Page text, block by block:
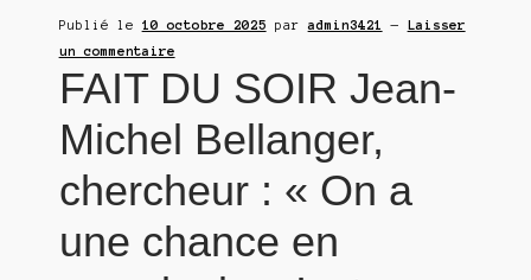
Publié le 10 octobre 2025 paradmin3421 — Laisser
un commentaire
FAIT DU SOIR Jean-
Michel Bellanger,
chercheur : « On a
une chance en